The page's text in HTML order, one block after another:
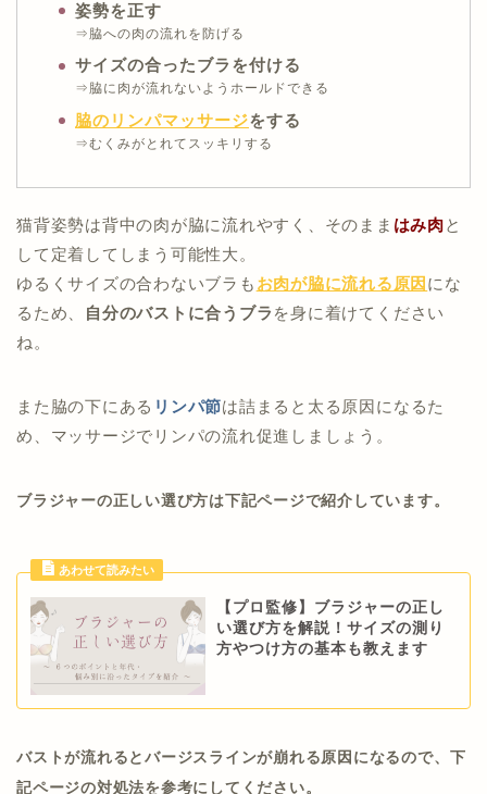
姿勢を正す
⇒脇への肉の流れを防げる
サイズの合ったブラを付ける
⇒脇に肉が流れないようホールドできる
脇のリンパマッサージをする
⇒むくみがとれてスッキリする
猫背姿勢は背中の肉が脇に流れやすく、そのまま はみ肉と
して定着してしまう可能性大。
ゆるくサイズの合わないブラも お肉が脇に流れる原因 にな
るため、
自分のバストに合うブラ を身に着けてください
ね。
また脇の下にある リンパ節は詰まると太る原因になるた
め、マッサージでリンパの流れ促進しましょう。
ブラジャーの正しい選び方は下記ページで紹介しています。
【プロ監修】ブラジャーの正し
い選び方を解説！サイズの測り
方やつけ方の基本も教えます
バストが流れるとバージスラインが崩れる原因になるので、下
記ページの対処法を参考にしてください。